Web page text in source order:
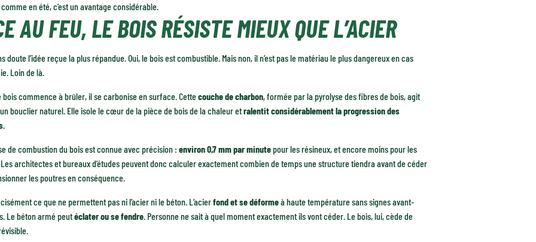
en été, c’est un avantage considérable.
AU FEU, LE BOIS RÉSISTE MIEUX QUE L’ACIER
doute l’idée reçue la plus répandue. Oui, le bois est combustible. Mais non, il n’est pas le matériau le plus dangereux en cas
Loin de là.
bois commence à brûler, il se carbonise en surface. Cette couche de charbon, formée par la pyrolyse des fibres de bois, agit
bouclier naturel. Elle isole le cœur de la pièce de bois de la chaleur etralentit considérablement la progression des
.
de combustion du bois est connue avec précision : environ 0,7 mm par minute pour les résineux, et encore moins pour les
architectes et bureaux d’études peuvent donc calculer exactement combien de temps une structure tiendra avant de céder
les poutres en conséquence.
ce que ne permettent pas ni l’acier ni le béton. L’acierfond et se déformeà haute température sans signes avant-
Le béton armé peutéclater ou se fendre. Personne ne sait à quel moment exactement ils vont céder. Le bois, lui, cède de